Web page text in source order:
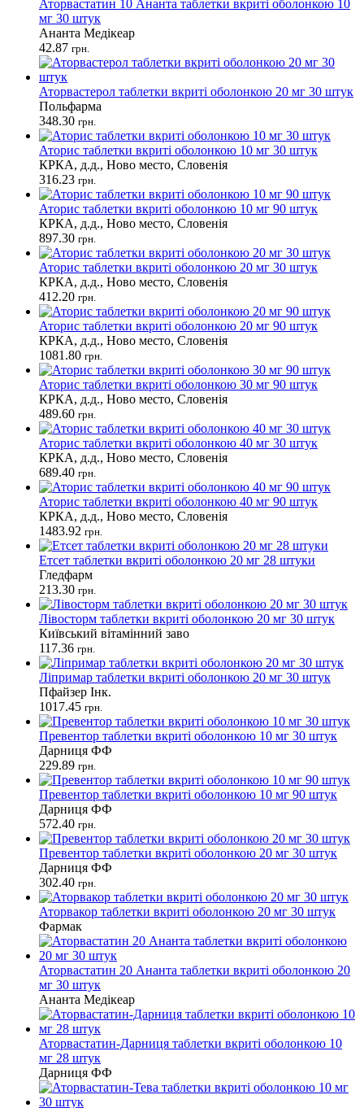
Аторвастатин 10 Ананта таблетки вкриті оболонкою 10
мг 30 штук
Ананта Медікеар
42.87 грн.
Аторвастерол таблетки вкриті оболонкою 20 мг 30 штук
Польфарма
348.30 грн.
Аторис таблетки вкриті оболонкою 10 мг 30 штук
КРКА, д.д., Ново место, Словенія
316.23 грн.
Аторис таблетки вкриті оболонкою 10 мг 90 штук
КРКА, д.д., Ново место, Словенія
897.30 грн.
Аторис таблетки вкриті оболонкою 20 мг 30 штук
КРКА, д.д., Ново место, Словенія
412.20 грн.
Аторис таблетки вкриті оболонкою 20 мг 90 штук
КРКА, д.д., Ново место, Словенія
1081.80 грн.
Аторис таблетки вкриті оболонкою 30 мг 90 штук
КРКА, д.д., Ново место, Словенія
489.60 грн.
Аторис таблетки вкриті оболонкою 40 мг 30 штук
КРКА, д.д., Ново место, Словенія
689.40 грн.
Аторис таблетки вкриті оболонкою 40 мг 90 штук
КРКА, д.д., Ново место, Словенія
1483.92 грн.
Етсет таблетки вкриті оболонкою 20 мг 28 штуки
Гледфарм
213.30 грн.
Лівосторм таблетки вкриті оболонкою 20 мг 30 штук
Київський вітамінний заво
117.36 грн.
Ліпримар таблетки вкриті оболонкою 20 мг 30 штук
Пфайзер Інк.
1017.45 грн.
Превентор таблетки вкриті оболонкою 10 мг 30 штук
Дарниця ФФ
229.89 грн.
Превентор таблетки вкриті оболонкою 10 мг 90 штук
Дарниця ФФ
572.40 грн.
Превентор таблетки вкриті оболонкою 20 мг 30 штук
Дарниця ФФ
302.40 грн.
Аторвакор таблетки вкриті оболонкою 20 мг 30 штук
Фармак
Аторвастатин 20 Ананта таблетки вкриті оболонкою 20
мг 30 штук
Ананта Медікеар
Аторвастатин-Дарниця таблетки вкриті оболонкою 10
мг 28 штук
Дарниця ФФ